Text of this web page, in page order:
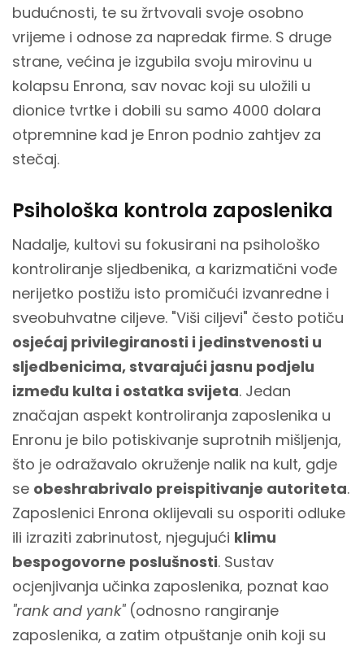
budućnosti, te su žrtvovali svoje osobno
vrijeme i odnose za napredak firme. S druge
strane, većina je izgubila svoju mirovinu u
kolapsu Enrona, sav novac koji su uložili u
dionice tvrtke i dobili su samo 4000 dolara
otpremnine kad je Enron podnio zahtjev za
stečaj.
Psihološka kontrola zaposlenika
Nadalje, kultovi su fokusirani na psihološko
kontroliranje sljedbenika, a karizmatični vođe
nerijetko postižu isto promičući izvanredne i
sveobuhvatne ciljeve. "Viši ciljevi" često potiču
osjećaj privilegiranosti i jedinstvenosti u
sljedbenicima, stvarajući jasnu podjelu
između kulta i ostatka svijeta. Jedan
značajan aspekt kontroliranja zaposlenika u
Enronu je bilo potiskivanje suprotnih mišljenja,
što je odražavalo okruženje nalik na kult, gdje
se obeshrabrivalo preispitivanje autoriteta.
Zaposlenici Enrona oklijevali su osporiti odluke
ili izraziti zabrinutost, njegujući klimu
bespogovorne poslušnosti. Sustav
ocjenjivanja učinka zaposlenika, poznat kao
"rank and yank" (odnosno rangiranje
zaposlenika, a zatim otpuštanje onih koji su